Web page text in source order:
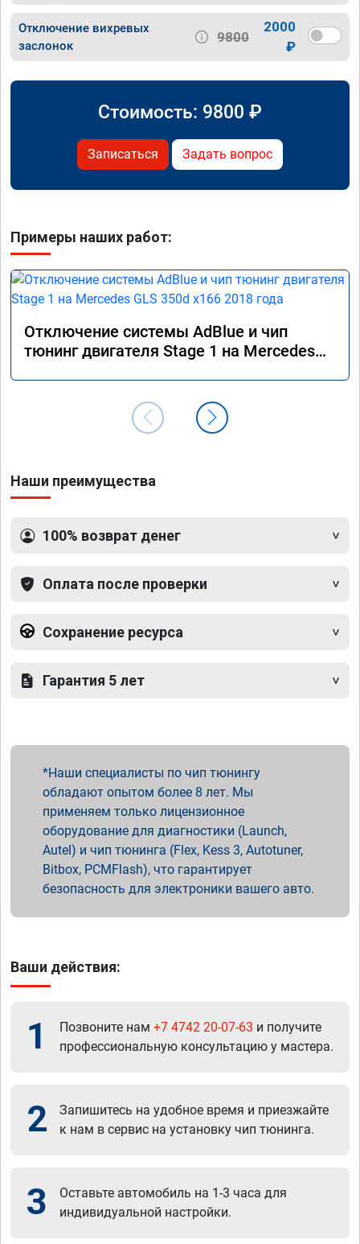
Отключение вихревых
заслонок
9800
2000
₽
Стоимость: 9800 ₽
Записаться Задать вопрос
Примеры наших работ:
Отключение системы AdBlue и чип
тюнинг двигателя Stage 1 на Mercedes
Наши преимущества
100% возврат денег
Оплата после проверки
Сохранение ресурса
Гарантия 5 лет
Наши специалисты по чип тюнингу
обладают опытом более 8 лет. Мы
применяем только лицензионное
оборудование для диагностики (Launch,
Autel) и чип тюнинга (Flex, Kess 3, Autotuner,
Bitbox, PCMFlash), что гарантирует
безопасность для электроники вашего авто.
Ваши действия:
1 Позвоните нам +7 4742 20-07-63 и получите
профессиональную консультацию у мастера.
2
Запишитесь на удобное время и приезжайте
к нам в сервис на установку чип тюнинга.
3
Оставьте автомобиль на 1-3 часа для
индивидуальной настройки.